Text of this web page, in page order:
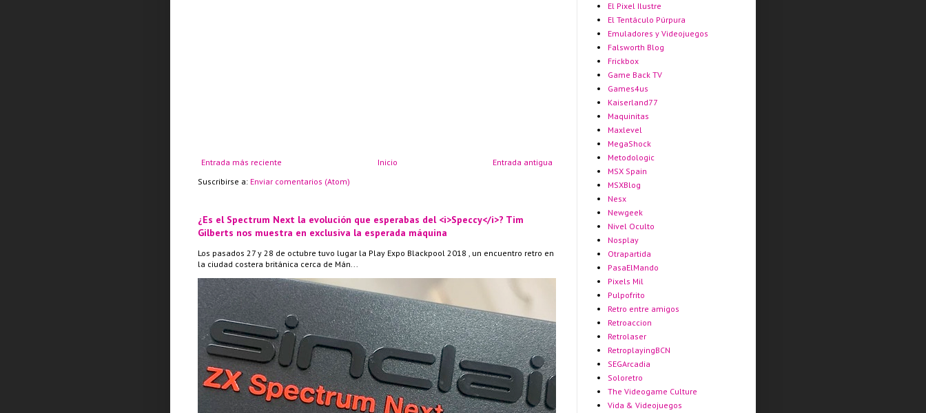
Entrada más reciente Entrada antigua
Inicio
Suscribirse a: Enviar comentarios (Atom)
¿Es el Spectrum Next la evolución que esperabas del <i>Speccy</i>? Tim
Gilberts nos muestra en exclusiva la esperada máquina
Los pasados 27 y 28 de octubre tuvo lugar la Play Expo Blackpool 2018 , un encuentro retro en
la ciudad costera británica cerca de Mán...
El Pixel Ilustre
El Tentáculo Púrpura
Emuladores y Videojuegos
Falsworth Blog
Frickbox
Game Back TV
Games4us
Kaiserland77
Maquinitas
Maxlevel
MegaShock
Metodologic
MSX Spain
MSXBlog
Nesx
Newgeek
Nivel Oculto
Nosplay
Otrapartida
PasaElMando
Pixels Mil
Pulpofrito
Retro entre amigos
Retroaccion
Retrolaser
RetroplayingBCN
SEGArcadia
Soloretro
The Videogame Culture
Vida & Videojuegos